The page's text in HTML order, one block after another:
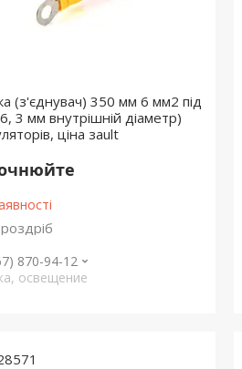
(з'єднувач) 350 мм 6 мм2 під
3 мм внутрішній діаметр)
ціна заult
870-94-12
освещение